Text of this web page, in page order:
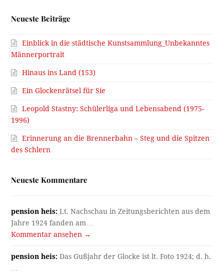
Neueste Beiträge
Einblick in die städtische Kunstsammlung_Unbekanntes
Männerportrait
Hinaus ins Land (153)
Ein Glockenrätsel für Sie
Leopold Stastny: Schülerliga und Lebensabend (1975-
1996)
Erinnerung an die Brennerbahn – Steg und die Spitzen
des Schlern
Neueste Kommentare
pension heis: Lt. Nachschau in Zeitungsberichten aus dem
Jahre 1924 fanden am…
Kommentar ansehen →
pension heis: Das Gußjahr der Glocke ist lt. Foto 1924; d. h.